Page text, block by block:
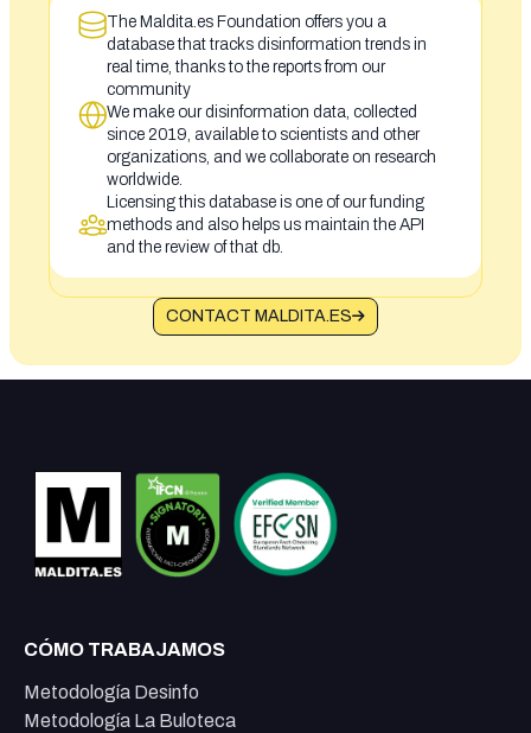
The Maldita.es Foundation offers you a
database that tracks disinformation trends in
real time, thanks to the reports from our
community
We make our disinformation data, collected
since 2019, available to scientists and other
organizations, and we collaborate on research
worldwide.
Licensing this database is one of our funding
methods and also helps us maintain the API
and the review of that db.
CONTACT MALDITA.ES
CÓMO TRABAJAMOS
Metodología Desinfo
Metodología La Buloteca